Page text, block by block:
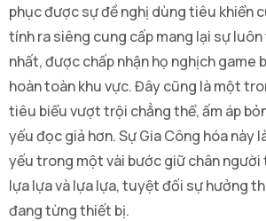
phục được sự đề nghị dùng tiêu khiển
tính ra siêng cung cấp mang lại sự
nhất, được chấp nhận họ nghịch game
hoàn toàn khu vực. Đây cũng là một
tiêu biểu vượt trội chẳng thể, ấm áp
yếu đọc giả hơn. Sự Gia Công hóa này
yếu trong một vài bước giữ chân người
lựa lựa và lựa lựa, tuyệt đối sự hưởng
đang từng thiết bị.